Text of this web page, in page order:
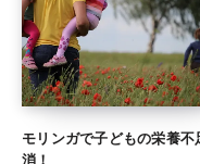
モリンガで子どもの栄養不
消！